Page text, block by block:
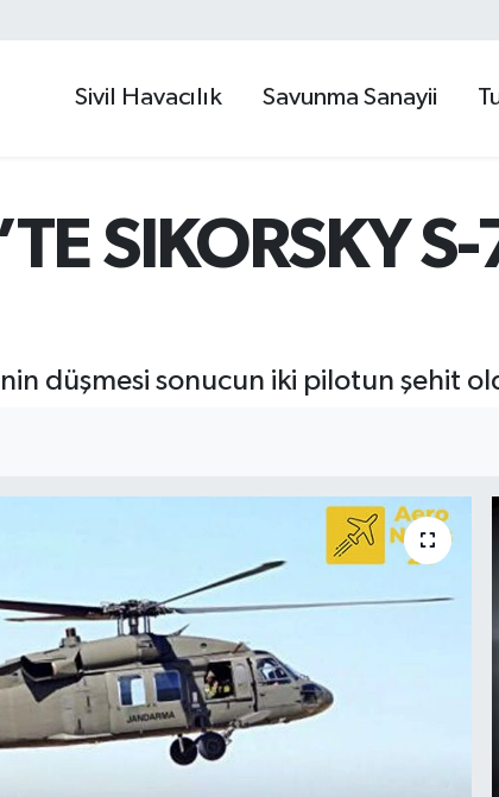
Sivil Havacılık Savunma Sanayii
SIKORSKY
düşmesi sonucun iki pilotun şehit